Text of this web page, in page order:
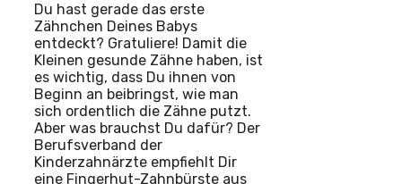
Du hast gerade das erste
Zähnchen Deines Babys
entdeckt? Gratuliere! Damit die
Kleinen gesunde Zähne haben, ist
es wichtig, dass Du ihnen von
Beginn an beibringst, wie man
sich ordentlich die Zähne putzt.
Aber was brauchst Du dafür? Der
Berufsverband der
Kinderzahnärzte empfiehlt Dir
eine Fingerhut-Zahnbürste aus